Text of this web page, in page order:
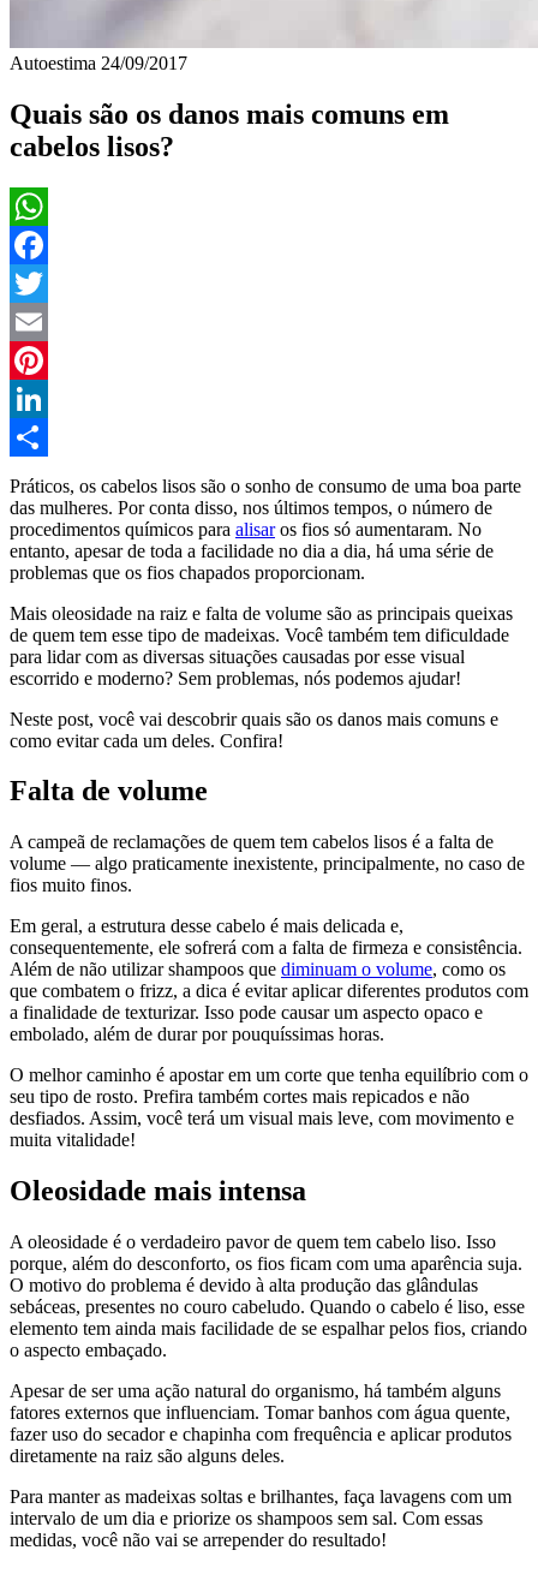
Autoestima 24/09/2017
Quais são os danos mais comuns em
cabelos lisos?
WhatsApp
Facebook
Twitter
Email
Pinterest
LinkedIn
Compartilhar
Práticos, os cabelos lisos são o sonho de consumo de uma boa parte
das mulheres. Por conta disso, nos últimos tempos, o número de
procedimentos químicos para alisaros fios só aumentaram. No
entanto, apesar de toda a facilidade no dia a dia, há uma série de
problemas que os fios chapados proporcionam.
Mais oleosidade na raiz e falta de volume são as principais queixas
de quem tem esse tipo de madeixas. Você também tem dificuldade
para lidar com as diversas situações causadas por esse visual
escorrido e moderno? Sem problemas, nós podemos ajudar!
Neste post, você vai descobrir quais são os danos mais comuns e
como evitar cada um deles. Confira!
Falta de volume
A campeã de reclamações de quem tem cabelos lisos é a falta de
volume — algo praticamente inexistente, principalmente, no caso de
fios muito finos.
Em geral, a estrutura desse cabelo é mais delicada e,
consequentemente, ele sofrerá com a falta de firmeza e consistência.
Além de não utilizar shampoos que diminuam o volume, como os
que combatem o frizz, a dica é evitar aplicar diferentes produtos com
a finalidade de texturizar. Isso pode causar um aspecto opaco e
embolado, além de durar por pouquíssimas horas.
O melhor caminho é apostar em um corte que tenha equilíbrio com o
seu tipo de rosto. Prefira também cortes mais repicados e não
desfiados. Assim, você terá um visual mais leve, com movimento e
muita vitalidade!
Oleosidade mais intensa
A oleosidade é o verdadeiro pavor de quem tem cabelo liso. Isso
porque, além do desconforto, os fios ficam com uma aparência suja.
O motivo do problema é devido à alta produção das glândulas
sebáceas, presentes no couro cabeludo. Quando o cabelo é liso, esse
elemento tem ainda mais facilidade de se espalhar pelos fios, criando
o aspecto embaçado.
Apesar de ser uma ação natural do organismo, há também alguns
fatores externos que influenciam. Tomar banhos com água quente,
fazer uso do secador e chapinha com frequência e aplicar produtos
diretamente na raiz são alguns deles.
Para manter as madeixas soltas e brilhantes, faça lavagens com um
intervalo de um dia e priorize os shampoos sem sal. Com essas
medidas, você não vai se arrepender do resultado!